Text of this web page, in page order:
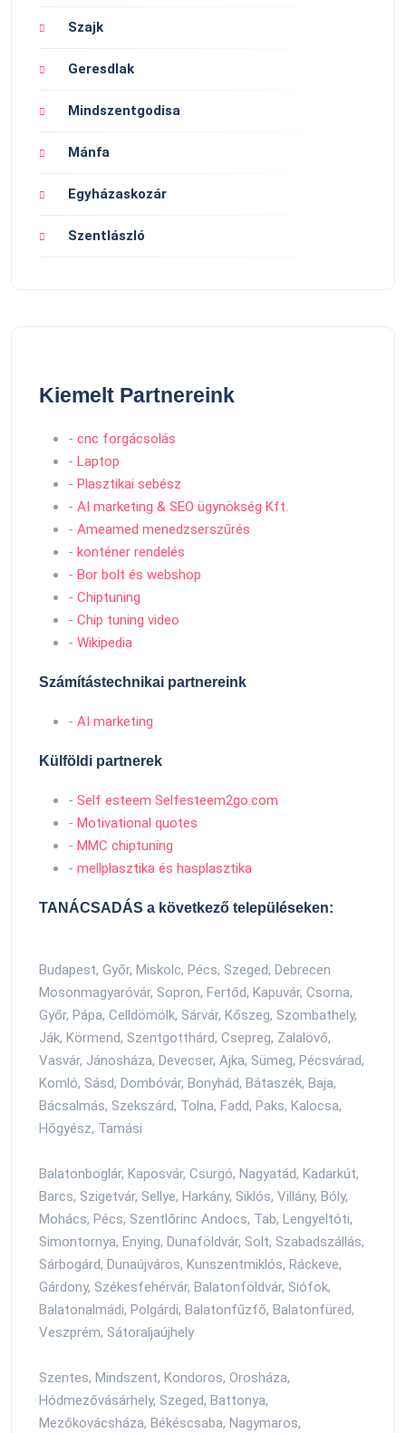
Szajk
Geresdlak
Mindszentgodisa
Mánfa
Egyházaskozár
Szentlászló
Kiemelt Partnereink
- cnc forgácsolás
- Laptop
- Plasztikai sebész
- AI marketing & SEO ügynökség Kft.
- Ameamed menedzserszűrés
- konténer rendelés
- Bor bolt és webshop
- Chiptuning
- Chip tuning video
- Wikipedia
Számítástechnikai partnereink
- AI marketing
Külföldi partnerek
- Self esteem Selfesteem2go.com
- Motivational quotes
- MMC chiptuning
- mellplasztika és hasplasztika
TANÁCSADÁS a következő településeken:
Budapest, Győr, Miskolc, Pécs, Szeged, Debrecen
Mosonmagyaróvár, Sopron, Fertőd, Kapuvár, Csorna,
Győr, Pápa, Celldömölk, Sárvár, Kőszeg, Szombathely,
Ják, Körmend, Szentgotthárd, Csepreg, Zalalövő,
Vasvár, Jánosháza, Devecser, Ajka, Sümeg, Pécsvárad,
Komló, Sásd, Dombóvár, Bonyhád, Bátaszék, Baja,
Bácsalmás, Szekszárd, Tolna, Fadd, Paks, Kalocsa,
Hőgyész, Tamási
Balatonboglár, Kaposvár, Csurgó, Nagyatád, Kadarkút,
Barcs, Szigetvár, Sellye, Harkány, Siklós, Villány, Bóly,
Mohács, Pécs, Szentlőrinc Andocs, Tab, Lengyeltóti,
Simontornya, Enying, Dunaföldvár, Solt, Szabadszállás,
Sárbogárd, Dunaújváros, Kunszentmiklós, Ráckeve,
Gárdony, Székesfehérvár, Balatonföldvár, Siófok,
Balatonalmádi, Polgárdi, Balatonfűzfő, Balatonfüred,
Veszprém, Sátoraljaújhely
Szentes, Mindszent, Kondoros, Orosháza,
Hódmezővásárhely, Szeged, Battonya,
Mezőkovácsháza, Békéscsaba, Nagymaros,